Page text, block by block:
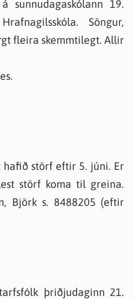
sunnudagaskólann 19.
Söngur,
fleira skemmtilegt. Allir
hafið störf eftir 5. júni. Er
störf koma til greina.
Björk s. 8488205 (eftir
þriðjudaginn 21.